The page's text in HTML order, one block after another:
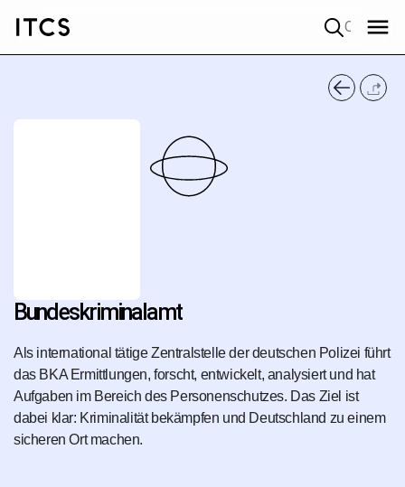
Bundeskriminalamt
Als international tätige Zentralstelle der deutschen Polizei führt
das BKA Ermittlungen, forscht, entwickelt, analysiert und hat
Aufgaben im Bereich des Personenschutzes. Das Ziel ist
dabei klar: Kriminalität bekämpfen und Deutschland zu einem
sicheren Ort machen.